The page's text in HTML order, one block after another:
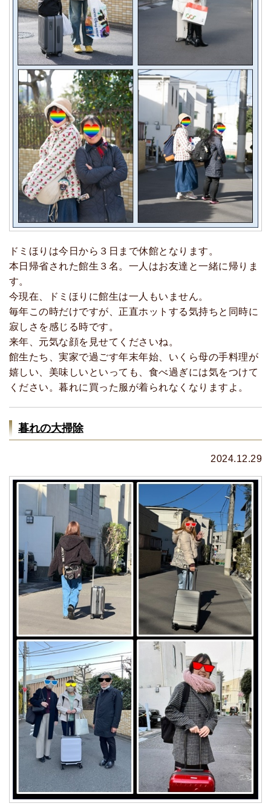
ドミほりは今日から３日まで休館となります。
本日帰省された館生３名。一人はお友達と一緒に帰りま
す。
今現在、ドミほりに館生は一人もいません。
毎年この時だけですが、正直ホットする気持ちと同時に
寂しさを感じる時です。
来年、元気な顔を見せてくださいね。
館生たち、実家で過ごす年末年始、いくら母の手料理が
嬉しい、美味しいといっても、食べ過ぎには気をつけて
ください。暮れに買った服が着られなくなりますよ。
暮れの大掃除
2024.12.29